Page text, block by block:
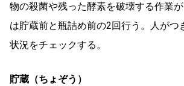
物の殺菌や残った酵素を破壊する作業
は貯蔵前と瓶詰め前の2回行う。人がつ
状況をチェックする。
貯蔵（ちょぞう）